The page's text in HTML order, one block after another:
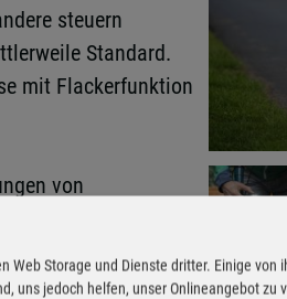
steuern
Standard.
mit Flackerfunktion
von
Nach wie vor
muss, betont die
auch
Web Storage und Dienste dritter. Einige von
uns jedoch helfen, unser Onlineangebot zu